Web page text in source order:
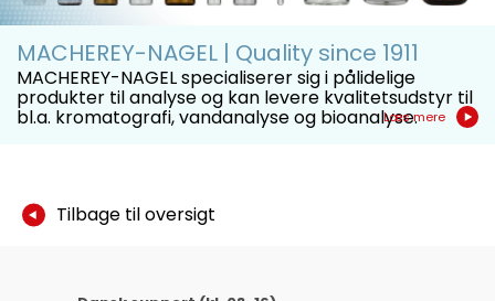
MACHEREY-NAGEL | Quality since 1911
MACHEREY-NAGEL specialiserer sig i pålidelige
produkter til analyse og kan levere kvalitetsudstyr til
bl.a. kromatografi, vandanalyse og bioanalyse.
Læs mere
Tilbage til oversigt